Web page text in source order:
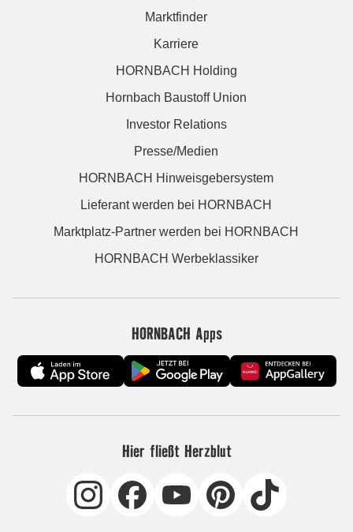
Marktfinder
Karriere
HORNBACH Holding
Hornbach Baustoff Union
Investor Relations
Presse/Medien
HORNBACH Hinweisgebersystem
Lieferant werden bei HORNBACH
Marktplatz-Partner werden bei HORNBACH
HORNBACH Werbeklassiker
HORNBACH Apps
Hier fließt Herzblut